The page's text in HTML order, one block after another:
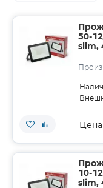
50-
slim,
Цена
10-
slim,